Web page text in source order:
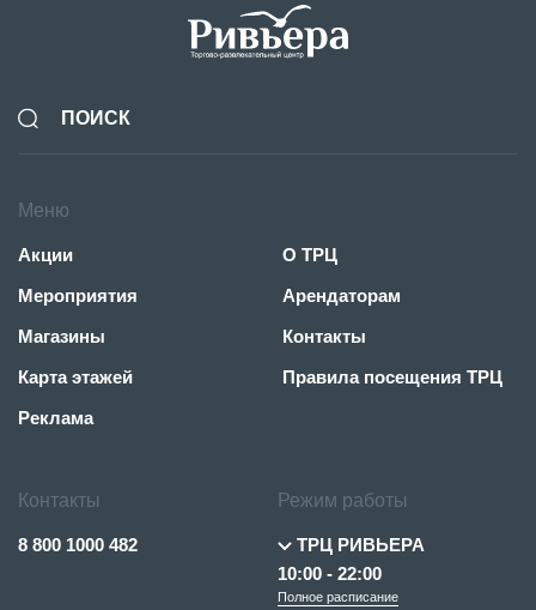
Контакты
8 800 1000 482
Режим работы
ТРЦ РИВЬЕРА
10:00 - 22:00
Полное расписание
Меню
Акции
Мероприятия
Магазины
Карта этажей
Реклама
О ТРЦ
Арендаторам
Контакты
Правила посещения ТРЦ